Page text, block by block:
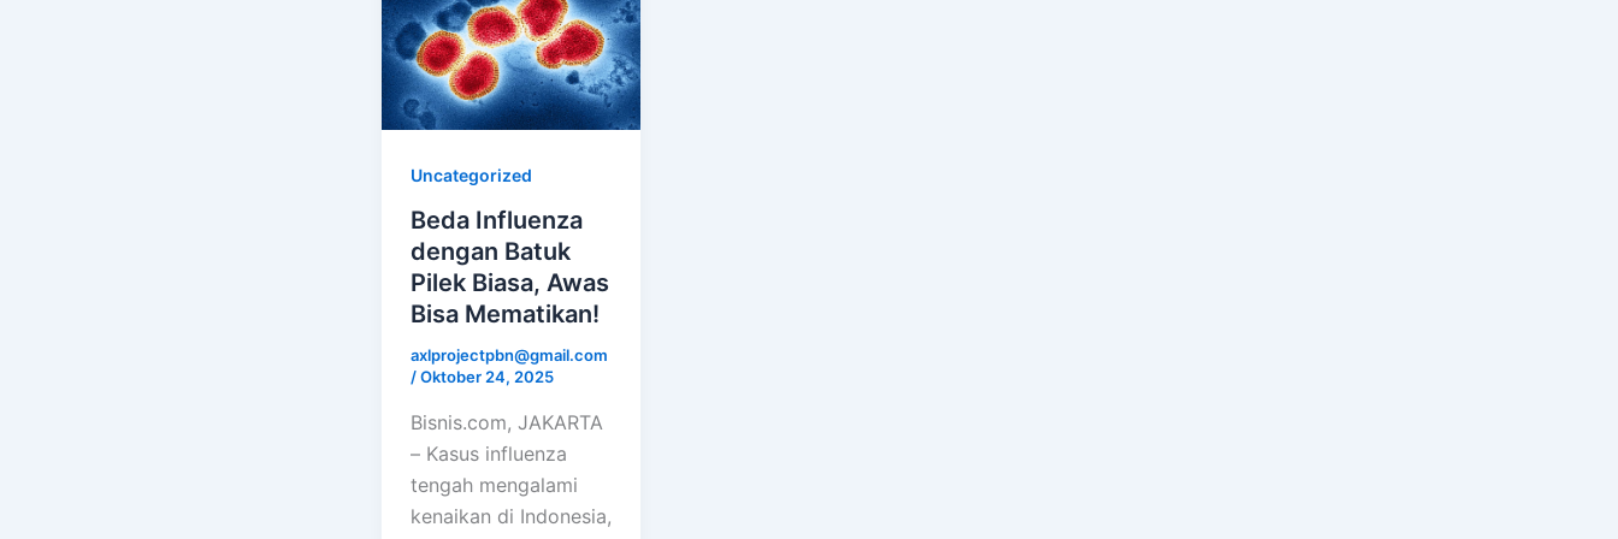
Uncategorized
Beda Influenza
dengan Batuk
Pilek Biasa, Awas
Bisa Mematikan!
axlprojectpbn@gmail.com
/Oktober 24, 2025
Bisnis.com, JAKARTA
– Kasus influenza
tengah mengalami
kenaikan di Indonesia,